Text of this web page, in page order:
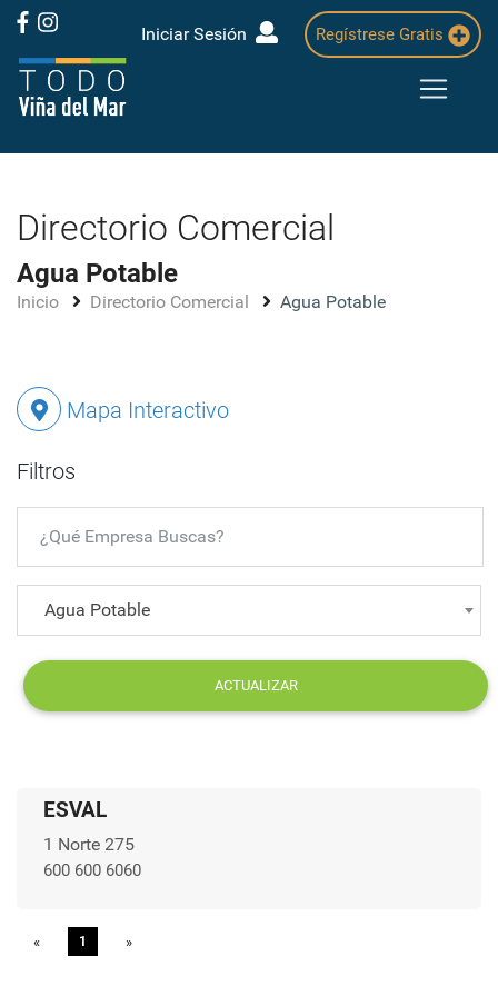
Iniciar Sesión Regístrese Gratis
Directorio Comercial
Agua Potable
Inicio Directorio Comercial Agua Potable
Mapa Interactivo
Filtros
Agua Potable
ACTUALIZAR
ESVAL
1 Norte 275
600 600 6060
« Previous
1 »